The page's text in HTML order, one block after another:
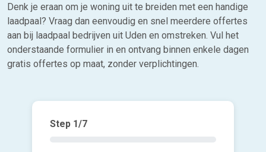
Denk je eraan om je woning uit te breiden met een handige
laadpaal? Vraag dan eenvoudig en snel meerdere offertes
aan bij laadpaal bedrijven uit Uden en omstreken. Vul het
onderstaande formulier in en ontvang binnen enkele dagen
gratis offertes op maat, zonder verplichtingen.
Step 1/7